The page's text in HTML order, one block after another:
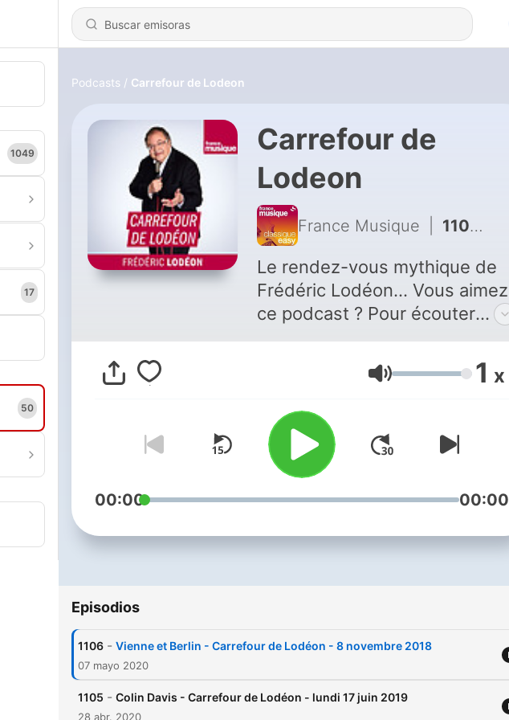
1049
17
50
Podcasts Carrefour de Lodeon
Carrefour de
Lodeon
France Musique 1106 - Vienne et Berlin - Carrefour de Lodéon - 8 novembre 2018
Le rendez-vous mythique de
Frédéric Lodéon... Vous aimez
ce podcast ? Pour écouter
tous les épisodes sans limite,
rendez-vous sur
Radio France
Volumen 1 x
00:00 00:00
Episodios
1106 - Vienne et Berlin - Carrefour de Lodéon - 8 novembre 2018
07 mayo 2020
1105 - Colin Davis - Carrefour de Lodéon - lundi 17 juin 2019
28 abr. 2020